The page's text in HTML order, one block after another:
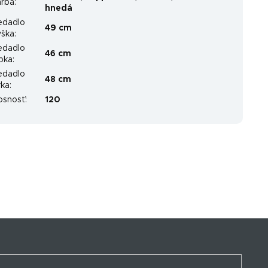
:
hnedá
:
49 cm
:
46 cm
:
48 cm
: 120